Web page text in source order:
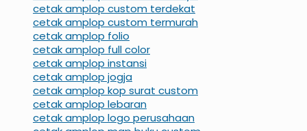
cetak amplop custom terdekat
cetak amplop custom termurah
cetak amplop folio
cetak amplop full color
cetak amplop instansi
cetak amplop jogja
cetak amplop kop surat custom
cetak amplop lebaran
cetak amplop logo perusahaan